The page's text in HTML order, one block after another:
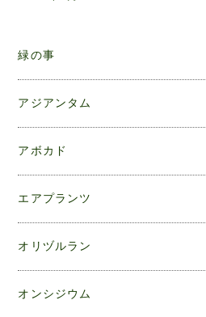
緑の事
アジアンタム
アボカド
エアプランツ
オリヅルラン
オンシジウム